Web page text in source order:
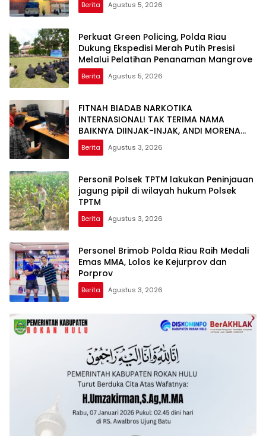
Datuk
Berita Agustus 5, 2026
Perkuat Green Policing, Polda Riau
Dukung Ekspedisi Merah Putih Presisi
Melalui Pelatihan Penanaman Mangrove
Berita Agustus 5, 2026
FITNAH BIADAB NARKOTIKA
INTERNASIONAL! TAK TERIMA NAMA
BAIKNYA DIINJAK-INJAK, ANDI MORENA
DECLARE WAR: SIAP Bantai DAN SERET
AKUN PEMBUNUH KARAKTER KE PENJARA
Berita Agustus 3, 2026
Personil Polsek TPTM lakukan Peninjauan
jagung pipil di wilayah hukum Polsek
TPTM
Berita Agustus 3, 2026
Personel Brimob Polda Riau Raih Medali
Emas MMA, Lolos ke Kejurprov dan
Porprov
Berita Agustus 3, 2026